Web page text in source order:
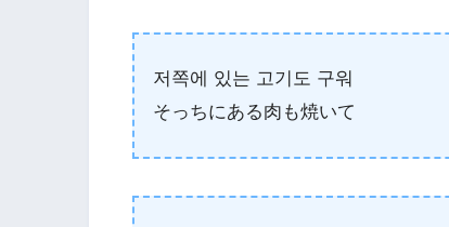
저쪽에 있는 고기도 구워
そっちにある肉も焼いて